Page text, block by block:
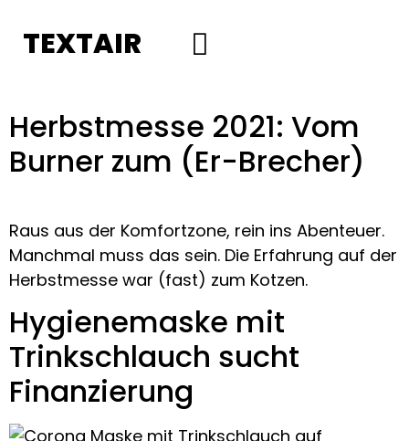
TEXTAIR
Herbstmesse 2021: Vom
Burner zum (Er-Brecher)
Raus aus der Komfortzone, rein ins Abenteuer.
Manchmal muss das sein. Die Erfahrung auf der
Herbstmesse war (fast) zum Kotzen.
Hygienemaske mit
Trinkschlauch sucht
Finanzierung